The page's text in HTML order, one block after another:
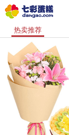
热卖推荐